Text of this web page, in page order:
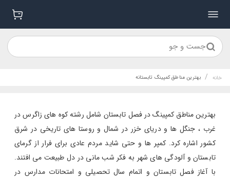
جست و جو
خانه / بهترین مناطق کمپینگ تابستانه
بهترین مناطق کمپینگ در فصل تابستان شامل رشته کوه های زاگرس در
غرب ، جنگل ها و دریای خزر در شمال و روستا های تاریخی در شرق
کشور اشاره کرد. کمپر ها و حتی شاید مردم عادی برای فرار از گرمای
تابستان و آلودگی های شهر به فکر شب مانی در دل طبیعت می افتند.
با آغاز فصل تابستان و اتمام سال تحصیلی و امتحانات مدارس در